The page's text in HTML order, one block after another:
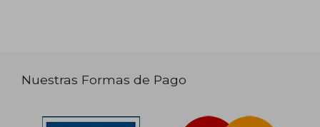
Nuestras Formas de Pago